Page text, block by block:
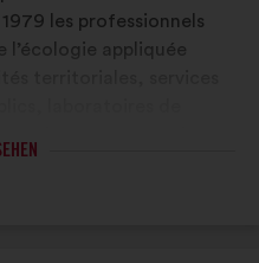
les professionnels
l’écologie appliquée
pour la